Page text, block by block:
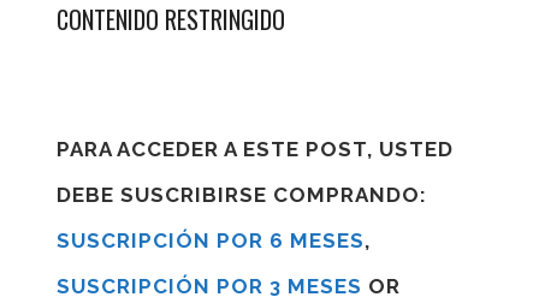
CONTENIDO RESTRINGIDO
PARA ACCEDER A ESTE POST, USTED
DEBE SUSCRIBIRSE COMPRANDO:
SUSCRIPCIÓN POR 6 MESES,
SUSCRIPCIÓN POR 3 MESES OR